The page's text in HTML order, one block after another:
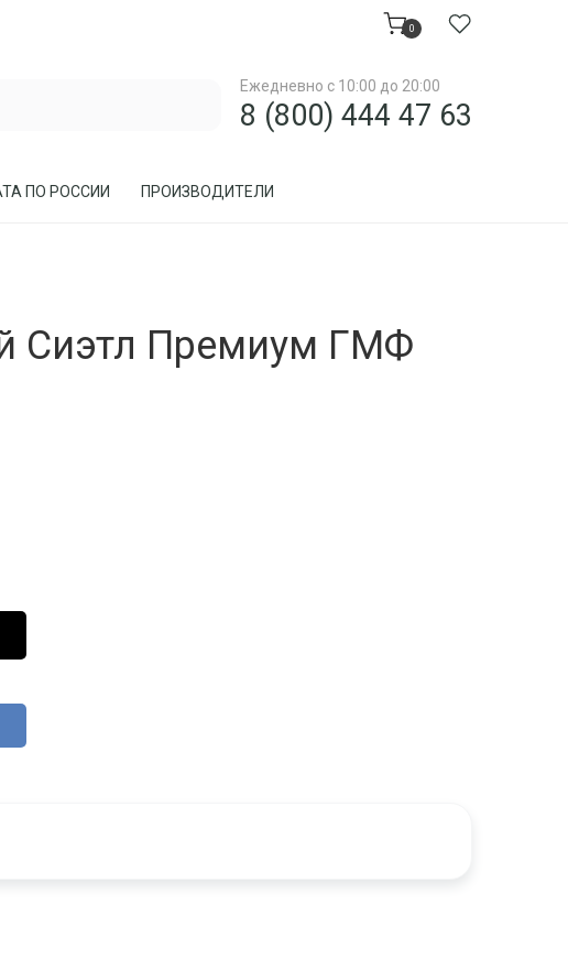
0
Ежедневно с 10:00 до 20:00
8 (800) 444 47 63
МЕБЕЛЬ ИЗ РОТАНГА
ПО РОССИИ ПРОИЗВОДИТЕЛИ
Сиэтл Премиум ГМФ